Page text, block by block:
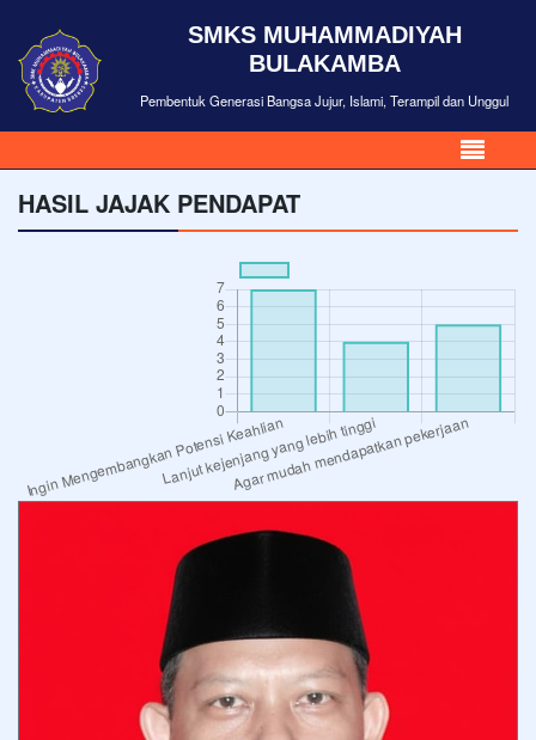
SMKS MUHAMMADIYAH
BULAKAMBA
Pembentuk Generasi Bangsa Jujur, Islami, Terampil dan Unggul
HASIL JAJAK PENDAPAT